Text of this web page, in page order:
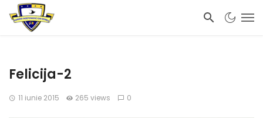
Felicija-2
11 iunie 2015 265 views 0